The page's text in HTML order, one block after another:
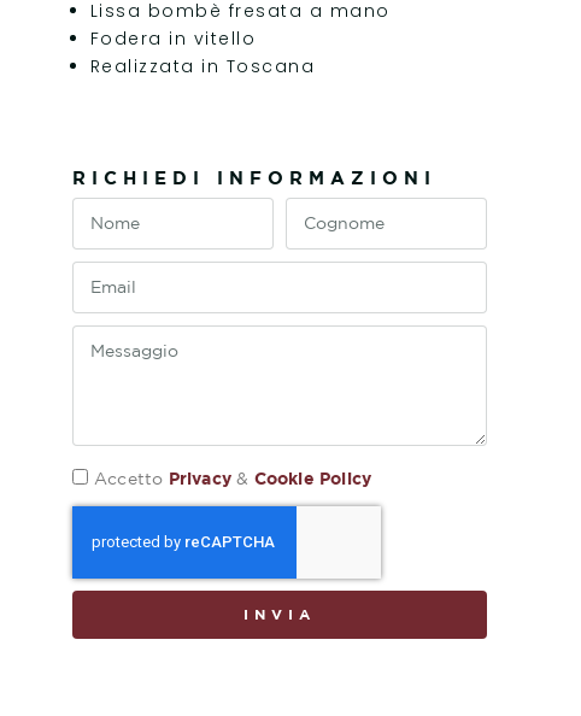
Lissa bombè fresata a mano
Fodera in vitello
Realizzata in Toscana
RICHIEDI INFORMAZIONI
Accetto Privacy& Cookie Policy
INVIA